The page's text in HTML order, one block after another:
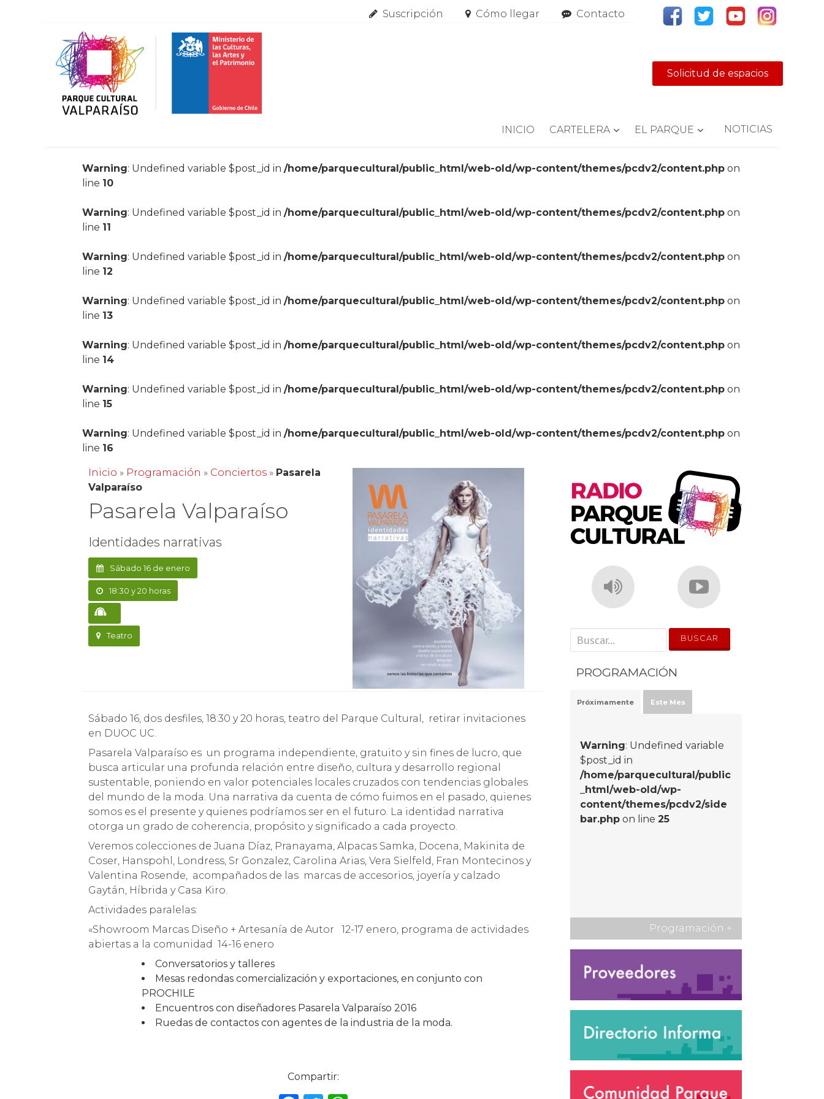
Suscripción Cómo llegar Contacto
Solicitud de espacios
INICIO CARTELERA EL PARQUE NOTICIAS
Warning: Undefined variable $post_id in/home/parquecultural/public_html/web-old/wp-content/themes/pcdv2/content.php on
line 10
Warning: Undefined variable $post_id in/home/parquecultural/public_html/web-old/wp-content/themes/pcdv2/content.php on
line 11
Warning: Undefined variable $post_id in/home/parquecultural/public_html/web-old/wp-content/themes/pcdv2/content.php on
line 12
Warning: Undefined variable $post_id in/home/parquecultural/public_html/web-old/wp-content/themes/pcdv2/content.php on
line 13
Warning: Undefined variable $post_id in/home/parquecultural/public_html/web-old/wp-content/themes/pcdv2/content.php on
line 14
Warning: Undefined variable $post_id in/home/parquecultural/public_html/web-old/wp-content/themes/pcdv2/content.php on
line 15
Warning: Undefined variable $post_id in/home/parquecultural/public_html/web-old/wp-content/themes/pcdv2/content.php on
line 16
Inicio » Programación » Conciertos » Pasarela
Valparaíso
Pasarela Valparaíso
Identidades narrativas
Sábado 16 de enero
18:30 y 20 horas
Teatro
Sábado 16, dos desfiles, 18:30 y 20 horas, teatro del Parque Cultural, retirar invitaciones
en DUOC UC.
Pasarela Valparaíso es un programa independiente, gratuito y sin fines de lucro, que
busca articular una profunda relación entre diseño, cultura y desarrollo regional
sustentable, poniendo en valor potenciales locales cruzados con tendencias globales
del mundo de la moda. Una narrativa da cuenta de cómo fuimos en el pasado, quienes
somos es el presente y quienes podríamos ser en el futuro. La identidad narrativa
otorga un grado de coherencia, propósito y significado a cada proyecto.
Veremos colecciones de Juana Díaz, Pranayama, Alpacas Samka, Docena, Makinita de
Coser, Hanspohl, Londress, Sr Gonzalez, Carolina Arias, Vera Sielfeld, Fran Montecinos y
Valentina Rosende, acompañados de las marcas de accesorios, joyería y calzado
Gaytán, Híbrida y Casa Kiro.
Actividades paralelas:
«Showroom Marcas Diseño + Artesanía de Autor 12-17 enero, programa de actividades
abiertas a la comunidad 14-16 enero
Conversatorios y talleres
Mesas redondas comercialización y exportaciones, en conjunto con
PROCHILE
Encuentros con diseñadores Pasarela Valparaíso 2016
Ruedas de contactos con agentes de la industria de la moda.
Compartir:
' . __('Search for:') . '
PROGRAMACIÓN
Próximamente Este Mes
Warning: Undefined variable
$post_id in
/home/parquecultural/public
_html/web-old/wp-
content/themes/pcdv2/side
bar.php on line25
Programación +